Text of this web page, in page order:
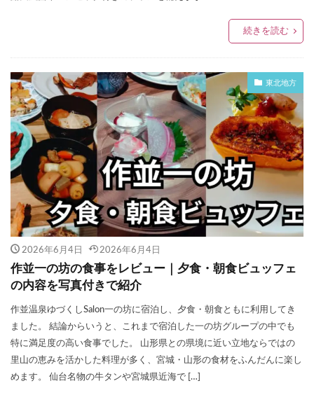
続きを読む
東北地方
2026年6月4日 2026年6月4日
作並一の坊の食事をレビュー｜夕食・朝食ビュッフェ
の内容を写真付きで紹介
作並温泉ゆづくしSalon一の坊に宿泊し、夕食・朝食ともに利用してき
ました。 結論からいうと、これまで宿泊した一の坊グループの中でも
特に満足度の高い食事でした。 山形県との県境に近い立地ならではの
里山の恵みを活かした料理が多く、宮城・山形の食材をふんだんに楽し
めます。 仙台名物の牛タンや宮城県近海で […]